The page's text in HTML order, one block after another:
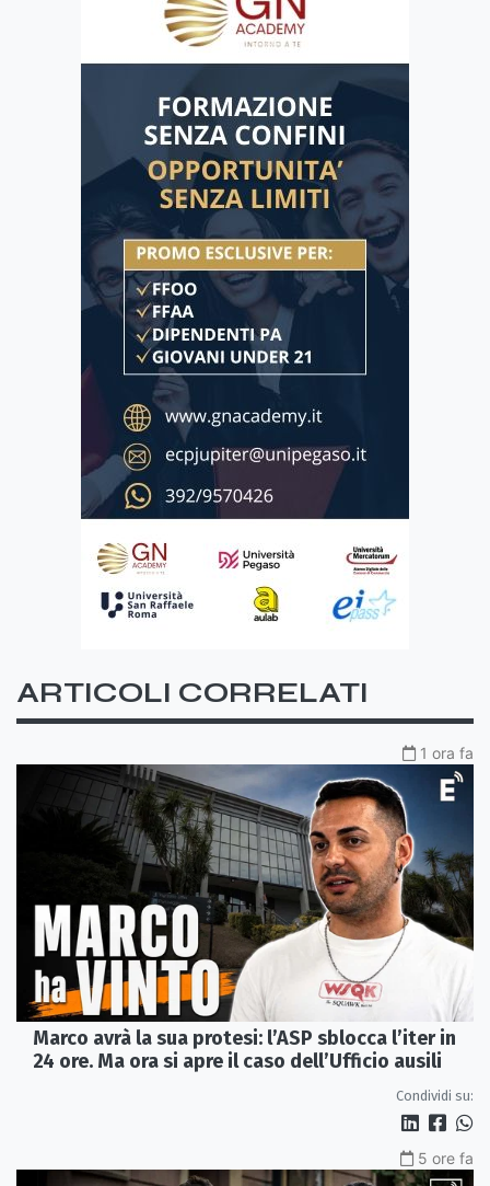
ARTICOLI CORRELATI
1 ora fa
Marco avrà la sua protesi: l’ASP sblocca l’iter in
24 ore. Ma ora si apre il caso dell’Ufficio ausili
Condividi su:
5 ore fa